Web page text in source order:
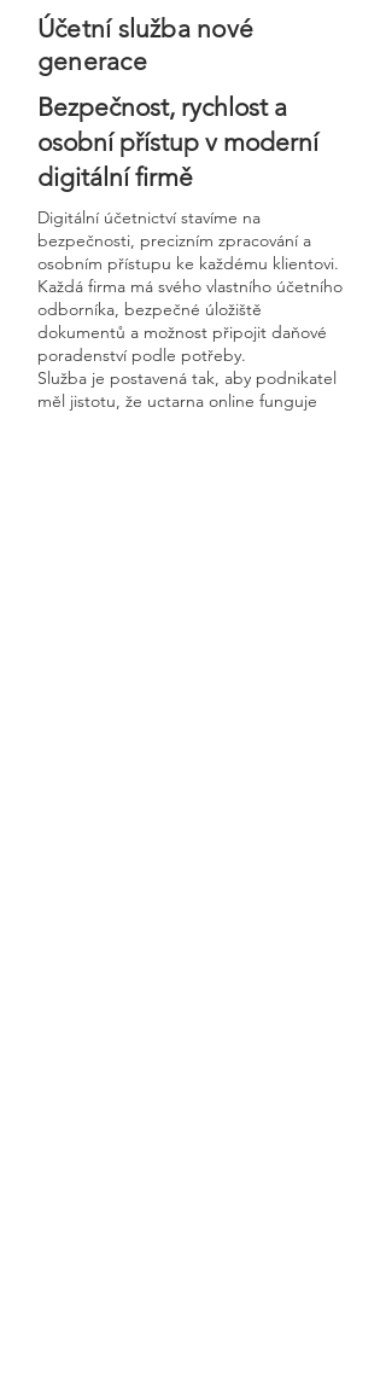
Účetní služba nové
generace
Bezpečnost, rychlost a
osobní přístup v moderní
digitální firmě
Digitální účetnictví stavíme na
bezpečnosti, precizním zpracování a
osobním přístupu ke každému klientovi.
Každá firma má svého vlastního účetního
odborníka, bezpečné úložiště
dokumentů a možnost připojit daňové
poradenství podle potřeby.
Služba je postavená tak, aby podnikatel
měl jistotu, že uctarna online funguje